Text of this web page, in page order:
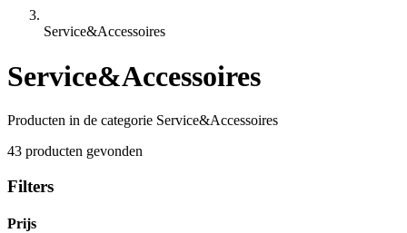
Service&Accessoires
Service&Accessoires
Producten in de categorie Service&Accessoires
43 producten gevonden
Filters
Prijs